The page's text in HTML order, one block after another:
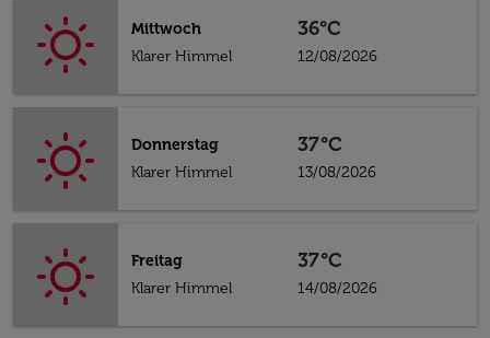
Mittwoch
Klarer Himmel
36°C
12/08/2026
Donnerstag
Klarer Himmel
37°C
13/08/2026
Freitag
Klarer Himmel
37°C
14/08/2026